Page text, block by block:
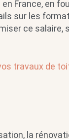
France, en
sur les
ce
travaux de
la